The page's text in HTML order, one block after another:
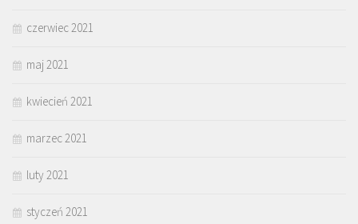
czerwiec 2021
maj 2021
kwiecień 2021
marzec 2021
luty 2021
styczeń 2021